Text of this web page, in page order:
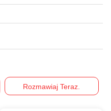
Rozmawiaj Teraz.